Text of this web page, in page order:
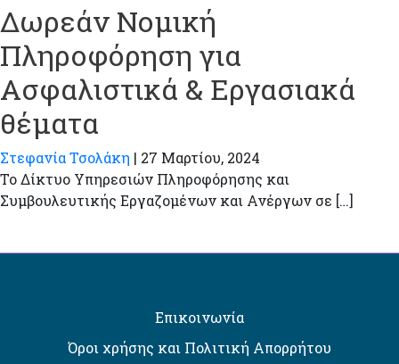
Δωρεάν Νομική
Πληροφόρηση για
Ασφαλιστικά & Εργασιακά
θέματα
Στεφανία Τσολάκη | 27 Μαρτίου, 2024
Το Δίκτυο Υπηρεσιών Πληροφόρησης και
Συμβουλευτικής Εργαζομένων και Ανέργων σε […]
Επικοινωνία
Όροι χρήσης και Πολιτική Απορρήτου